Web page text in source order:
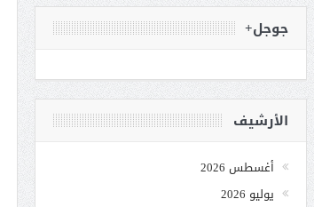
جوجل+
الأرشيف
أغسطس 2026
يوليو 2026